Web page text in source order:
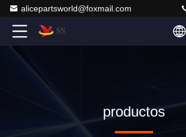
alicepartsworld@foxmail.com
productos